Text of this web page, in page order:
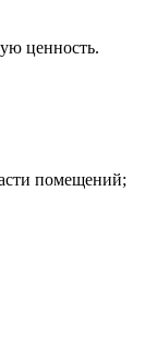
ценность.
помещений;